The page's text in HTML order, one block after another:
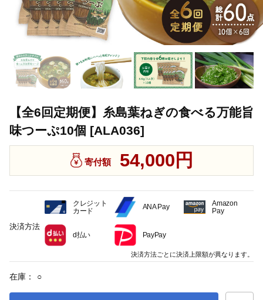
【全6回定期便】糸島葉ねぎの食べる万能旨
味つーぷ10個 [ALA036]
寄付額 54,000円
在庫： ○
決済方法
クレジット
カード
ANA Pay
Amazon
Pay
d払い PayPay
決済方法ごとに決済上限額が異なります。